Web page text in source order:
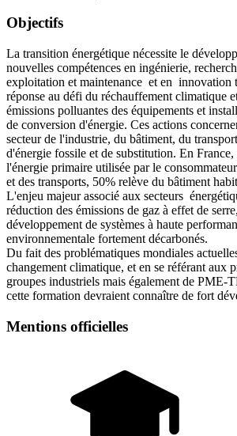
Objectifs
La transition énergétique nécessite le
nouvelles compétences en ingénierie,
exploitation et maintenance et en innovation
réponse au défi du réchauffement climatique
émissions polluantes des équipements et
de conversion d'énergie. Ces actions
secteur de l'industrie, du bâtiment, du
d'énergie fossile et de substitution. En
l'énergie primaire utilisée par le
et des transports, 50% relève du bâtiment
L'enjeu majeur associé aux secteurs
réduction des émissions de gaz à effet de
développement de systèmes à haute
environnementale fortement décarbonés.
Du fait des problématiques mondiales
changement climatique, et en se référant aux
groupes industriels mais également de PME-
cette formation devraient connaître de fort
Mentions officielles